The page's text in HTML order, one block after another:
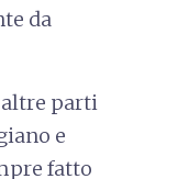
da
altre parti
e
fatto